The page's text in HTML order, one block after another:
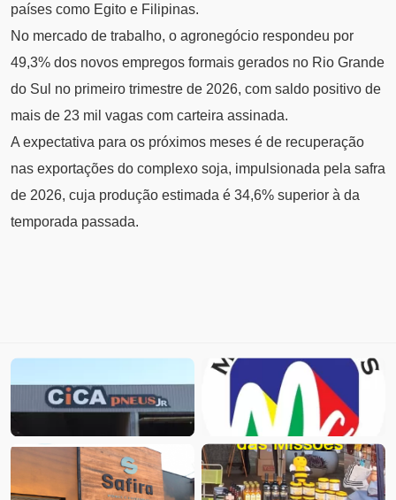
países como Egito e Filipinas.
No mercado de trabalho, o agronegócio respondeu por
49,3% dos novos empregos formais gerados no Rio Grande
do Sul no primeiro trimestre de 2026, com saldo positivo de
mais de 23 mil vagas com carteira assinada.
A expectativa para os próximos meses é de recuperação
nas exportações do complexo soja, impulsionada pela safra
de 2026, cuja produção estimada é 34,6% superior à da
temporada passada.